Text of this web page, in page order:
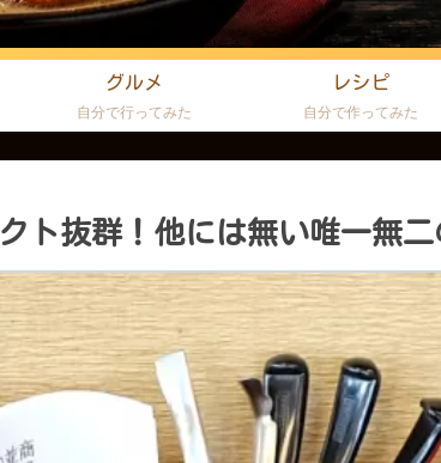
グルメ
自分で行ってみた
レシピ
自分で作ってみた
クト抜群！他には無い唯一無